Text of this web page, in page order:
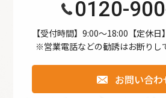
●本個人情報保護方針は、当サイト
0120-
【受付時間】9:00〜18:00【定休
※営業電話などの勧誘はお断りし
お問い合わ